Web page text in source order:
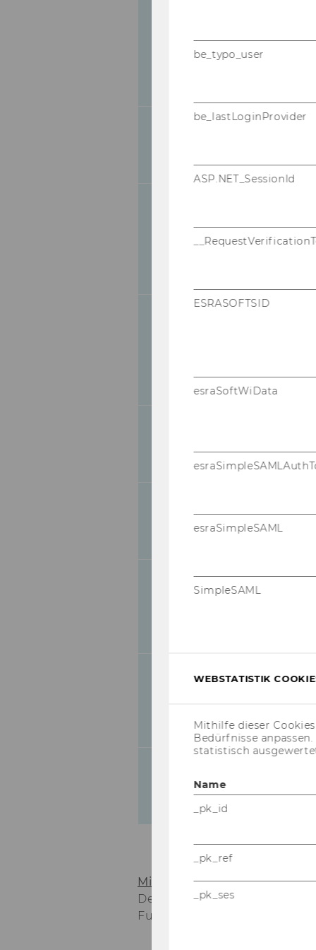
Finance, Accounting and
Prozessmanagement
Marketing
Welthandel (Global
Öffentliches Recht und
and Tax Law)
Fremdsprachliche
(Foreign Language
Volkswirtschaft (Economics)
Mitteilungsblatt vom 2.
Departmentvorständ/inn/en
Funktionsperiode 01.01.2014
be_typo_user
be_lastLoginProvider
ASP.NET_SessionId
ESRASOFTSID
esraSoftWiData
esraSimpleSAML
SimpleSAML
WEBSTATISTIK
Mithilfe dieser
Bedürfnisse
statistisch
Name
_pk_id
_pk_ref
_pk_ses